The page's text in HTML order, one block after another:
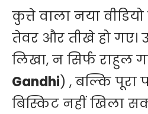
कुत्ते वाला नया
तेवर और तीखे हो गए।
लिखा, न सिर्फ राहुल
Gandhi) , बल्कि पूरा
बिस्किट नहीं खिला